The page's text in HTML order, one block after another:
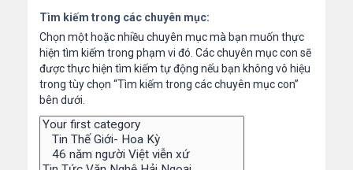
Tìm kiếm trong các chuyên mục:
Chọn một hoặc nhiều chuyên mục mà bạn muốn thực
hiện tìm kiếm trong phạm vi đó. Các chuyên mục con sẽ
được thực hiện tìm kiếm tự động nếu bạn không vô hiệu
trong tùy chọn “Tìm kiếm trong các chuyên mục con”
bên dưới.